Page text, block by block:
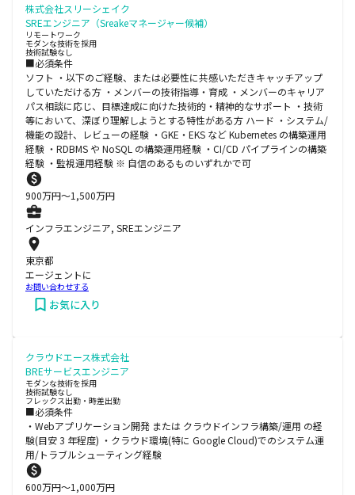
株式会社スリーシェイク
SREエンジニア（Sreakeマネージャー候補）
リモートワーク
モダンな技術を採用
技術試験なし
■必須条件
ソフト ・以下のご経験、または必要性に共感いただきキャッチアップ
していただける方 ・メンバーの技術指導・育成 ・メンバーのキャリア
パス相談に応じ、目標達成に向けた技術的・精神的なサポート ・技術
等において、深ぼり理解しようとする特性がある方 ハード ・システム/
機能の設計、レビューの経験 ・GKE・EKS など Kubernetes の構築運用
経験 ・RDBMS や NoSQL の構築運用経験 ・CI/CD パイプラインの構築
経験 ・監視運用経験 ※ 自信のあるものいずれかで可
900万円〜1,500万円
インフラエンジニア, SREエンジニア
東京都
エージェントに
お問い合わせする
お気に入り
クラウドエース株式会社
BREサービスエンジニア
モダンな技術を採用
技術試験なし
フレックス出勤・時差出勤
■必須条件
・Webアプリケーション開発 または クラウドインフラ構築/運用 の経
験(目安 3 年程度) ・クラウド環境(特に Google Cloud)でのシステム運
用/トラブルシューティング経験
600万円〜1,000万円